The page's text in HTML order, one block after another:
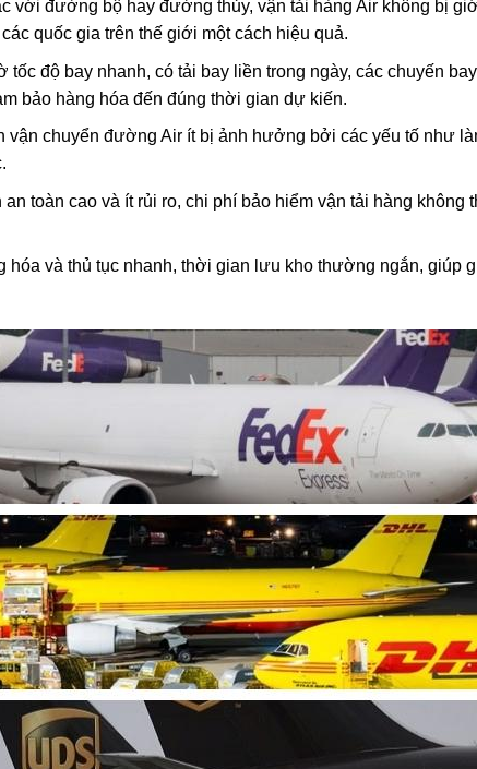
với đường bộ hay đường thủy, vận tải hàng Air không bị
quốc gia trên thế giới một cách hiệu quả.
tốc độ bay nhanh, có tải bay liền trong ngày, các chuyến
bảo hàng hóa đến đúng thời gian dự kiến.
vận chuyển đường Air ít bị ảnh hưởng bởi các yếu tố như
toàn cao và ít rủi ro, chi phí bảo hiểm vận tải hàng không
hóa và thủ tục nhanh, thời gian lưu kho thường ngắn, giúp